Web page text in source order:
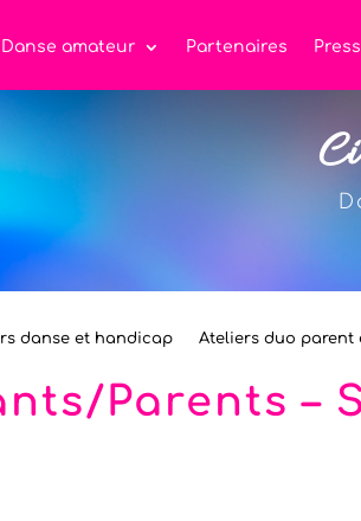
Danse amateur Partenaires
danse et handicap Ateliers duo parent
Parents –